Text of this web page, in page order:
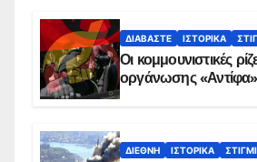
ΔΙΑΒΆΣΤΕ ΙΣΤΟΡΙΚΆ
Οι κομμουνιστικές
οργάνωσης «Αντίφα»
ΔΙΕΘΝΉ ΙΣΤΟΡΙΚΆ